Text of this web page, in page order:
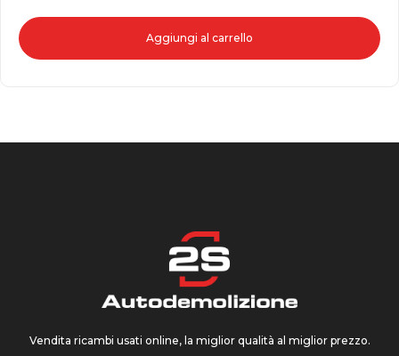
Aggiungi al carrello
Vendita ricambi usati online, la miglior qualità al miglior prezzo.